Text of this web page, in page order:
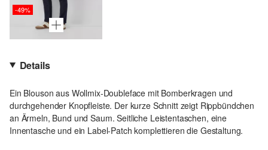
-49%
Details
Ein Blouson aus Wollmix-Doubleface mit Bomberkragen und
durchgehender Knopfleiste. Der kurze Schnitt zeigt Rippbündchen
an Ärmeln, Bund und Saum. Seitliche Leistentaschen, eine
Innentasche und ein Label-Patch komplettieren die Gestaltung.